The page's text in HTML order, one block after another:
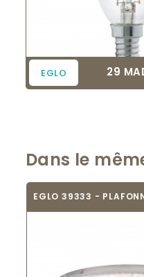
EGLO Prix
29
Dans le